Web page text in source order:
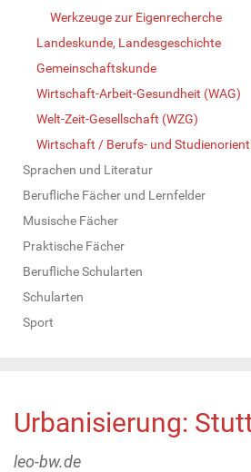
Werkzeuge zur Eigenrecherche
Landeskunde, Landesgeschichte
Gemeinschaftskunde
Wirtschaft-Arbeit-Gesundheit (WAG)
Welt-Zeit-Gesellschaft (WZG)
Wirtschaft / Berufs- und
Sprachen und Literatur
Berufliche Fächer und Lernfelder
Musische Fächer
Praktische Fächer
Berufliche Schularten
Schularten
Sport
Urbanisierung:
leo-bw.de